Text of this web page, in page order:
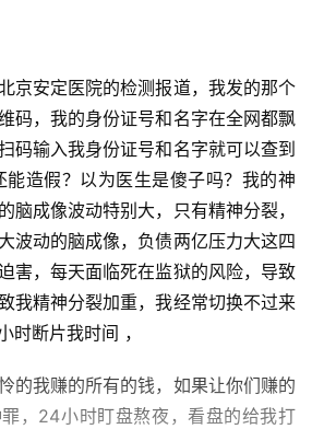
京安定医院的检测报道，我发的那个
码，我的身份证号和名字在全网都飘
码输入我身份证号和名字就可以查到
造假？以为医生是傻子吗？我的神
脑成像波动特别大，只有精神分裂，
波动的脑成像，负债两亿压力大这四
害，每天面临死在监狱的风险，导致
我精神分裂加重，我经常切换不过来
时断片我时间 ，
的我赚的所有的钱，如果让你们赚的
，24小时盯盘熬夜，看盘的给我打